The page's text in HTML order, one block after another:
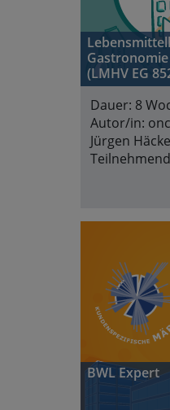
(LMHV EG
Dauer: 8
Autor/in:
Jürgen
BWL Expert